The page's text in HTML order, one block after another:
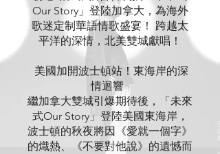
Our Story」登陸加拿大，為海外
歌迷定制華語情歌盛宴！ 跨越太
平洋的深情，北美雙城獻唱！
美國加開波士頓站！東海岸的深
情迴響
繼加拿大雙城引爆期待後，「未來
式Our Story」登陸美國東海岸，
波士頓的秋夜將因《愛就一個字》
的熾熱、《不要對他說》的遺憾而